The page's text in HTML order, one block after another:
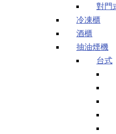
對門
冷凍櫃
酒櫃
抽油煙機
台式